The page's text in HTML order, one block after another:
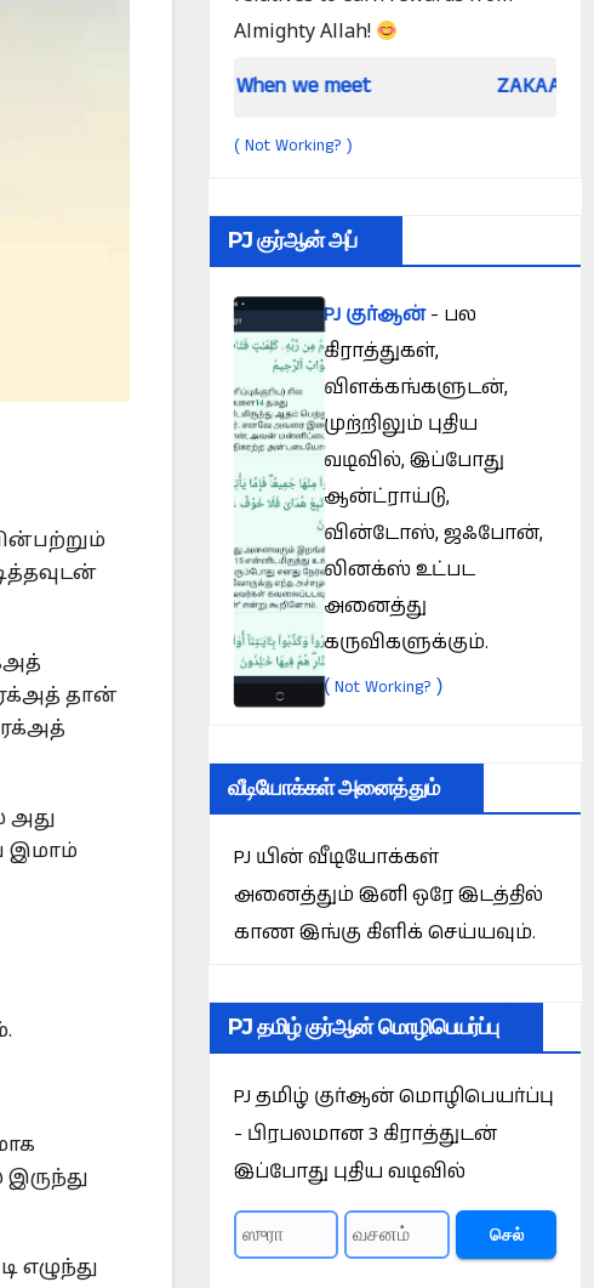
ரக்அத் தான்
அது
இமாம்
எழுந்து
Almighty Allah!
When we meet ZAKAAH (In the light
( Not Working? )
PJ குர்ஆன் அப்
PJ குர்ஆன்- பல
கிராத்துகள்,
விளக்கங்களுடன்,
முற்றிலும் புதிய
வடிவில், இப்போது
ஆன்ட்ராய்டு,
வின்டோஸ், ஜஃபோன்,
லினக்ஸ் உட்பட
அனைத்து
கருவிகளுக்கும்.
(Not Working? )
வீடியோக்கள் அனைத்தும்
PJ யின் வீடியோக்கள்
அனைத்தும் இனி ஒரே இடத்தில்
காண இங்கு கிளிக் செய்யவும்.
PJ தமிழ் குர்ஆன் மொழிபெயர்ப்பு
PJ தமிழ் குர்ஆன் மொழிபெயர்ப்பு
- பிரபலமான 3 கிராத்துடன்
இப்போது புதிய வடிவில்
செல்